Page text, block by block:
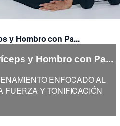
y Hombro con Pa...
y Hombro con Pa...
ENFOCADO AL
FUERZA Y TONIFICACIÓN